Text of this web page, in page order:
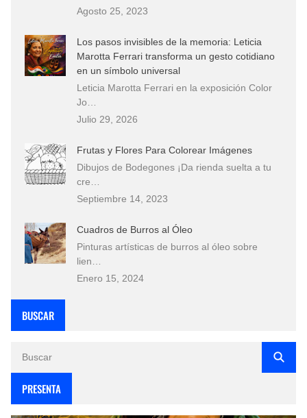
Agosto 25, 2023
Los pasos invisibles de la memoria: Leticia
Marotta Ferrari transforma un gesto cotidiano
en un símbolo universal
Leticia Marotta Ferrari en la exposición Color
Jo…
Julio 29, 2026
Frutas y Flores Para Colorear Imágenes
Dibujos de Bodegones ¡Da rienda suelta a tu
cre…
Septiembre 14, 2023
Cuadros de Burros al Óleo
Pinturas artísticas de burros al óleo sobre
lien…
Enero 15, 2024
BUSCAR
PRESENTA